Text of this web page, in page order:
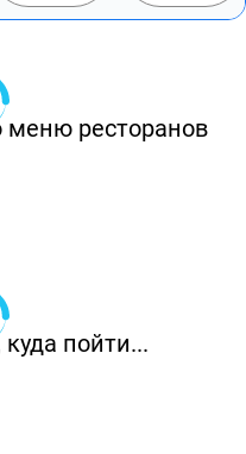
меню ресторанов
пойти...